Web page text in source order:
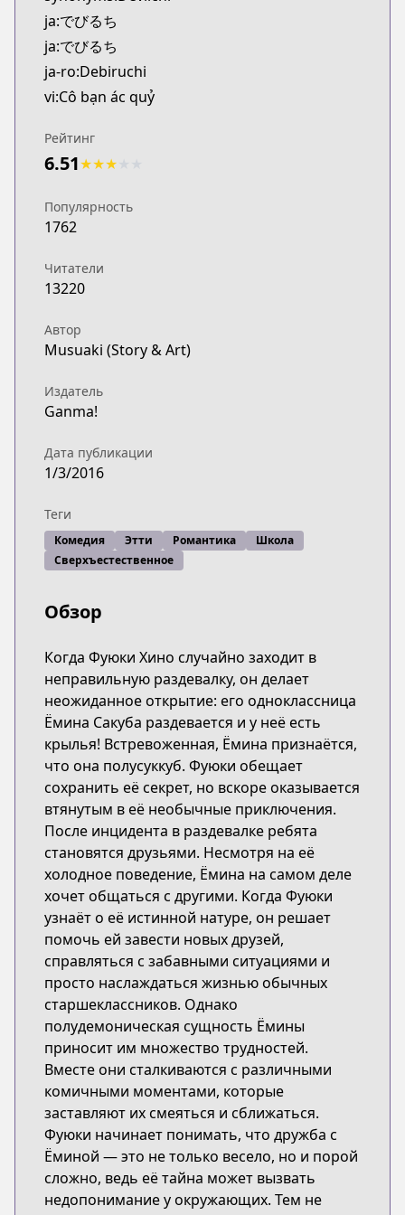
Kitsu
https://kitsu.app/manga/39225
CDJapan
CDJapan
https://www.anime-planet.com/manga/https://
MangaUpdates
https://www.mangaupdates.com/
Book☆Walker
https://bookwalker.jp/series/95413/list
Official English
https://www.mangamo.com/manga/devil-chi
ja:でびるち
ja:でびるち
ja-ro:Debiruchi
vi:Cô bạn ác quỷ
Рейтинг
6.51★★★
Популярность
1762
Читатели
13220
Автор
Musuaki (Story & Art)
Издатель
Ganma!
Дата публикации
1/3/2016
Теги
Комедия Этти Романтика
Школа
Сверхъестественное
Обзор
Когда Фуюки Хино случайно заходит в
неправильную раздевалку, он делает
неожиданное открытие: его одноклассница
Ёмина Сакуба раздевается и у неё есть
крылья! Встревоженная, Ёмина признаётся,
что она полусуккуб. Фуюки обещает
сохранить её секрет, но вскоре оказывается
втянутым в её необычные приключения.
После инцидента в раздевалке ребята
становятся друзьями. Несмотря на её
холодное поведение, Ёмина на самом деле
хочет общаться с другими. Когда Фуюки
узнаёт о её истинной натуре, он решает
помочь ей завести новых друзей,
справляться с забавными ситуациями и
просто наслаждаться жизнью обычных
старшеклассников. Однако
полудемоническая сущность Ёмины
приносит им множество трудностей.
Вместе они сталкиваются с различными
комичными моментами, которые
заставляют их смеяться и сближаться.
Фуюки начинает понимать, что дружба с
Ёминой — это не только весело, но и порой
сложно, ведь её тайна может вызвать
недопонимание у окружающих. Тем не